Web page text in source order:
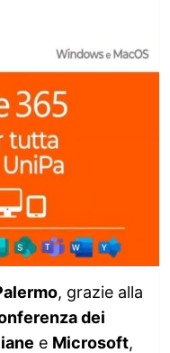
, grazie alla
dei
e Microsoft,